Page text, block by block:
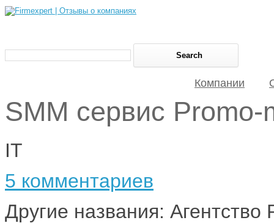
Компании
SMM сервис Promo-
IT
5 комментариев
Другие названия: Агентство